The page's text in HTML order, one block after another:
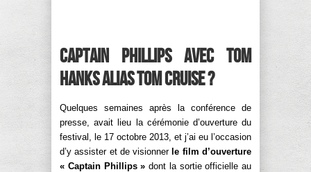
Captain Phillips avec Tom
Hanks alias Tom Cruise ?
Quelques semaines après la conférence de
presse, avait lieu la cérémonie d’ouverture du
festival, le 17 octobre 2013, et j’ai eu l’occasion
d’y assister et de visionnerle film d’ouverture
« Captain Phillips » dont la sortie officielle au